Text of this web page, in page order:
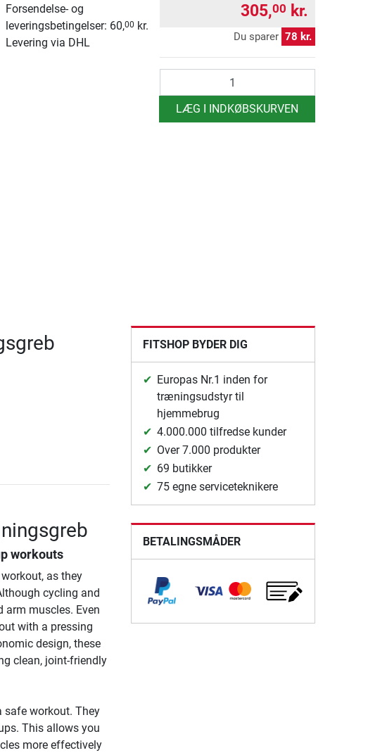
Forsendelse- og
leveringsbetingelser: 60,00 kr.
Levering via DHL
305,00 kr.
Du sparer 78 kr.
LÆG I INDKØBSKURVEN
workouts
as they
cycling and
arm muscles. Even
with a pressing
design, these
clean, joint-friendly
safe workout. They
This allows you
more effectively
FITSHOP BYDER DIG
Europas Nr.1 inden for
træningsudstyr til
hjemmebrug
4.000.000 tilfredse kunder
Over 7.000 produkter
69 butikker
75 egne serviceteknikere
BETALINGSMÅDER